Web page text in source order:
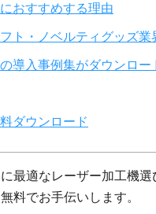
おすすめする理由
フト・ノベルティグッズ業
導入事例集がダウンロー
ダウンロード
最適なレーザー加工機選
無料でお手伝いします。